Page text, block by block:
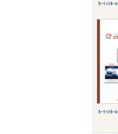
ｶｰﾘｯﾄﾎｰ
ｶｰﾘｯﾄﾎｰ